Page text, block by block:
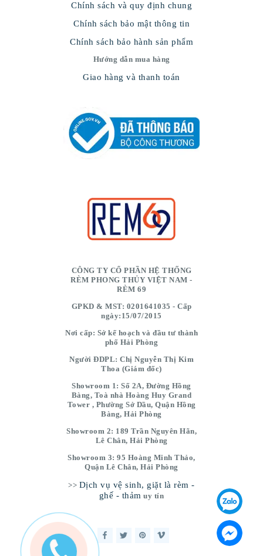
Chính sách và quy định chung
Chính sách bảo mật thông tin
Chính sách bảo hành sản phẩm
Hướng dẫn mua hàng
Giao hàng và thanh toán
CÔNG TY CỔ PHẦN HỆ THỐNG
RÈM PHONG THỦY VIỆT NAM -
RÈM 69
GPKD & MST: 0201641035 - Cấp
ngày:15/07/2015
Nơi cấp: Sở kế hoạch và đầu tư thành
phố Hải Phòng
Người ĐDPL: Chị Nguyễn Thị Kim
Thoa (Giám đốc)
Showroom 1: Số 2A, Đường Hồng
Bàng, Toà nhà Hoàng Huy Grand
Tower , Phường Sở Dầu, Quận Hồng
Bàng, Hải Phòng
Showroom 2: 189 Trần Nguyên Hãn,
Lê Chân, Hải Phòng
Showroom 3: 95 Hoàng Minh Thảo,
Quận Lê Chân, Hải Phòng
>> Dịch vụ vệ sinh, giặt là rèm -
ghế - thảm uy tín